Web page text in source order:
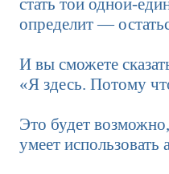
стать той одной-
определит —
И вы сможете
«Я здесь. Потому
Это будет
умеет использовать